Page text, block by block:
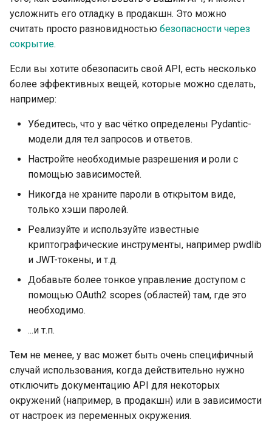
Header-параметры
Модели параметров cookie
Модели Header-параметров
Модель ответа —
Дополнительные модели
Статус-код ответа
Данные формы
Модели форм
Загрузка файлов
Файлы и формы в запросе
Конфигурация операции
пути
JSON-совместимый
кодировщик
Использование dataclasses
использование middleware
Подприложения — Mounts
За прокси‑сервером
Шаблоны
События lifespan
Тестирование WebSocket
Тестирование событий:
lifespan и startup - shutdown
Тестирование
зависимостей с
переопределениями
Асинхронное тестирование
EventSourceResponse and
ServerSentEvent
OpenAPI
Encoders - jsonable_encoder
Static Files - StaticFiles
Templating - Jinja2Templates
Test Client - TestClient
усложнить его отладку в продакшн. Это можно
считать просто разновидностью безопасности через
сокрытие.
Если вы хотите обезопасить свой API, есть несколько
более эффективных вещей, которые можно сделать,
например:
Убедитесь, что у вас чётко определены Pydantic-
модели для тел запросов и ответов.
Настройте необходимые разрешения и роли с
помощью зависимостей.
Никогда не храните пароли в открытом виде,
только хэши паролей.
Реализуйте и используйте известные
криптографические инструменты, например pwdlib
и JWT-токены, и т.д.
Добавьте более тонкое управление доступом с
помощью OAuth2 scopes (областей) там, где это
необходимо.
...и т.п.
Тем не менее, у вас может быть очень специфичный
случай использования, когда действительно нужно
отключить документацию API для некоторых
окружений (например, в продакшн) или в зависимости
от настроек из переменных окружения.